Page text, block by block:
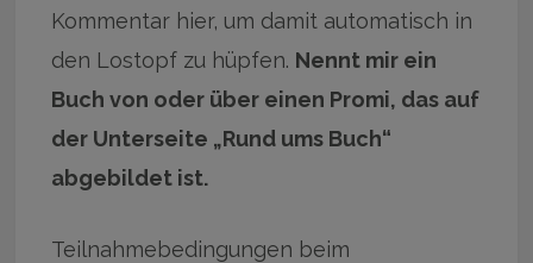
Kommentar hier, um damit automatisch in
den Lostopf zu hüpfen. Nennt mir ein
Buch von oder über einen Promi, das auf
der Unterseite „Rund ums Buch“
abgebildet ist.
Teilnahmebedingungen beim